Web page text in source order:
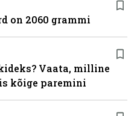
on 2060 grammi
Vaata, milline
kõige paremini